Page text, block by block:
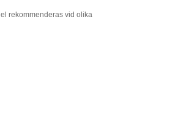
rekommenderas vid olika